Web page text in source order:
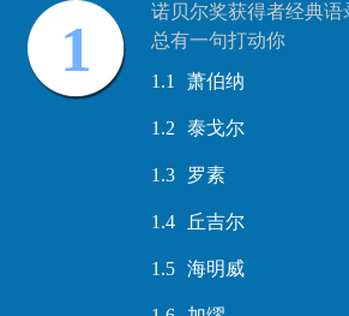
1
诺贝尔奖获得者经典语
总有一句打动你
1.1
萧伯纳
1.2 泰戈尔
1.3 罗素
1.4 丘吉尔
1.5 海明威